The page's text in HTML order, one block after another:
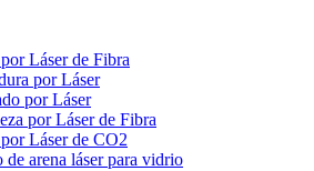
Láser de Fibra
por Láser
por Láser
por Láser de Fibra
Láser de CO2
arena láser para vidrio